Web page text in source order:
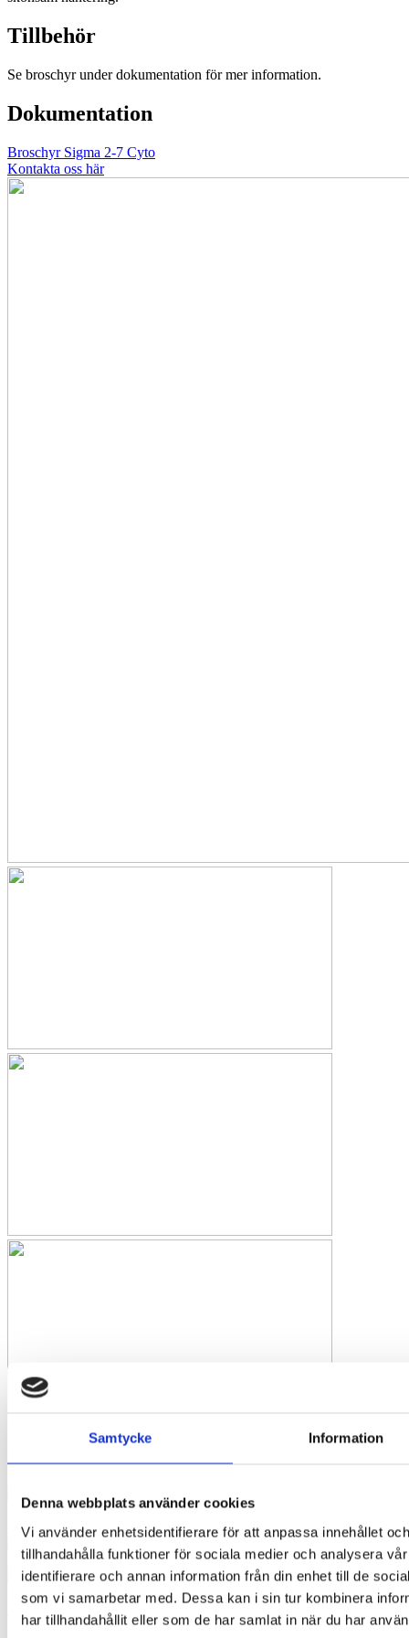
Samtycke Information
Denna webbplats använder cookies
Vi använder enhetsidentifierare för att anpassa innehållet
tillhandahålla funktioner för sociala medier och analysera
identifierare och annan information från din enhet till de
som vi samarbetar med. Dessa kan i sin tur kombinera
har tillhandahållit eller som de har samlat in när du har
Tillbehör
Se broschyr under dokumentation för mer information.
Dokumentation
Broschyr Sigma 2-7 Cyto
Kontakta oss här
Sigma 1-7
Sigma 1-